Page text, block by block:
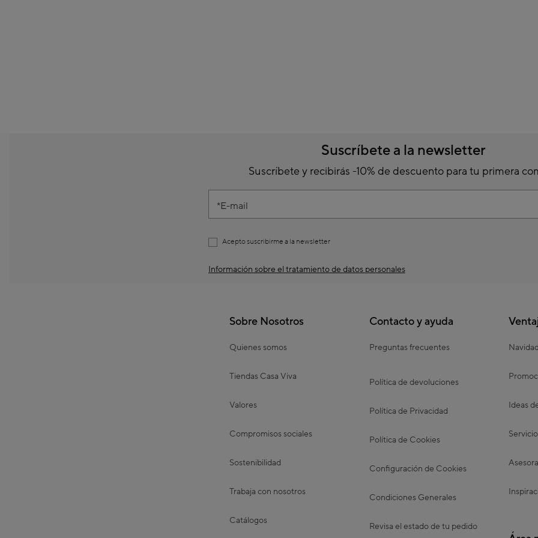
Suscríbete a la newsletter
Suscríbete y recibirás -10% de descuento para tu primera
E-mail
Acepto suscribirme a la newsletter
Información sobre el tratamiento de datos personales
Sobre Nosotros
Quienes somos
Tiendas Casa Viva
Valores
Compromisos sociales
Sostenibilidad
Trabaja con nosotros
Catálogos
Contacto y ayuda
Preguntas frecuentes
Política de devoluciones
Política de Privacidad
Política de Cookies
Configuración de Cookies
Condiciones Generales
Revisa el estado de tu pedido
Navidad
Ideas